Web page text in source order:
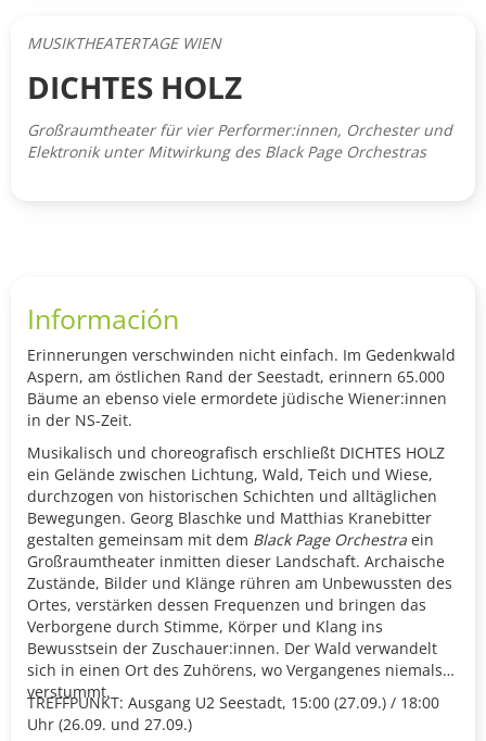
MUSIKTHEATERTAGE WIEN
DICHTES HOLZ
Großraumtheater für vier Performer:innen, Orchester und
Elektronik unter Mitwirkung des Black Page Orchestras
Información
Erinnerungen verschwinden nicht einfach. Im Gedenkwald
Aspern, am östlichen Rand der Seestadt, erinnern 65.000
Bäume an ebenso viele ermordete jüdische Wiener:innen
in der NS-Zeit.
Musikalisch und choreografisch erschließt DICHTES HOLZ
ein Gelände zwischen Lichtung, Wald, Teich und Wiese,
durchzogen von historischen Schichten und alltäglichen
Bewegungen. Georg Blaschke und Matthias Kranebitter
gestalten gemeinsam mit dem Black Page Orchestra ein
Großraumtheater inmitten dieser Landschaft. Archaische
Zustände, Bilder und Klänge rühren am Unbewussten des
Ortes, verstärken dessen Frequenzen und bringen das
Verborgene durch Stimme, Körper und Klang ins
Bewusstsein der Zuschauer:innen. Der Wald verwandelt
sich in einen Ort des Zuhörens, wo Vergangenes niemals
verstummt.
TREFFPUNKT: Ausgang U2 Seestadt, 15:00 (27.09.) / 18:00
Uhr (26.09. und 27.09.)